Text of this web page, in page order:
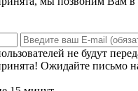
не будут
Ожидайте письмо